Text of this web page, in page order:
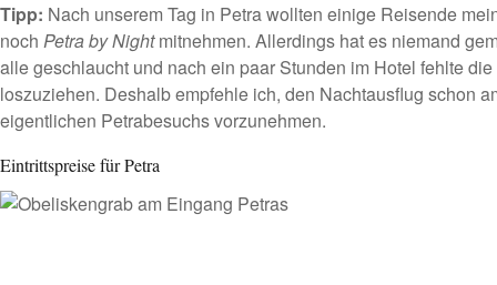
Tipp: Nach unserem Tag in Petra wollten einige Reisende
noch Petra by Nightmitnehmen. Allerdings hat es niemand
alle geschlaucht und nach ein paar Stunden im Hotel fehlte
loszuziehen. Deshalb empfehle ich, den Nachtausflug schon
eigentlichen Petrabesuchs vorzunehmen.
Eintrittspreise für Petra